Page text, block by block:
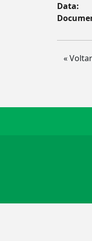
Data:
« Voltar